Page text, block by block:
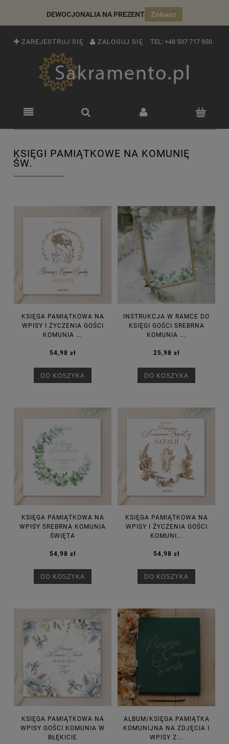
DEWOCJONALIA NA PREZENT Zobacz
ZAREJESTRUJ SIĘ ZALOGUJ SIĘ TEL: +48 507 717 950
KSIĘGI PAMIĄTKOWE NA KOMUNIĘ
ŚW.
KSIĘGA PAMIĄTKOWA NA
WPISY I ŻYCZENIA GOŚCI
KOMUNIA ...
54,98 zł
DO KOSZYKA
INSTRUKCJA W RAMCE DO
KSIĘGI GOŚCI SREBRNA
KOMUNIA ...
25,98 zł
DO KOSZYKA
KSIĘGA PAMIĄTKOWA NA
WPISY SREBRNA KOMUNIA
ŚWIĘTA
54,98 zł
DO KOSZYKA
KSIĘGA PAMIĄTKOWA NA
WPISY I ŻYCZENIA GOŚCI
KOMUNI...
54,98 zł
DO KOSZYKA
KSIĘGA PAMIĄTKOWA NA
WPISY GOŚCI KOMUNIA W
BŁĘKICIE
ALBUM/KSIĘGA PAMIĄTKA
KOMUNIJNA NA ZDJĘCIA I
WPISY Z...